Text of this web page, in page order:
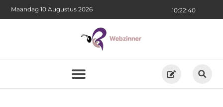
10:22:41
Maandag 10 Augustus 2026